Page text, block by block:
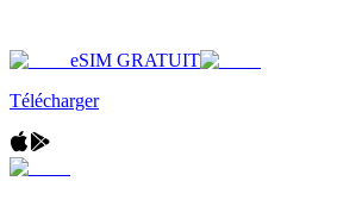
eSIM GRATUIT
Télécharger